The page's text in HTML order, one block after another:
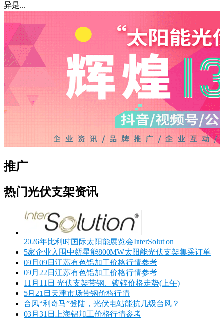
异是...
推广
热门光伏支架资讯
2026年比利时国际太阳能展览会InterSolution
5家企业入围中瓴星能800MW太阳能光伏支架集采订单
09月09日江苏有色铝加工价格行情参考
09月22日江苏有色铝加工价格行情参考
11月11日 光伏支架带钢、镀锌价格走势(上午)
5月21日天津市场带钢价格行情
台风“利奇马”登陆，光伏电站能抗几级台风？
03月31日上海铝加工价格行情参考